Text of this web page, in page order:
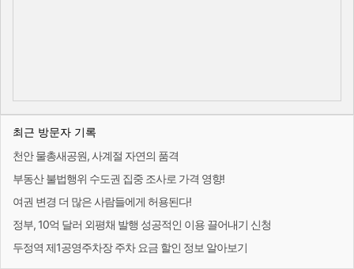
최근 방문자 기록
천안 물총새공원, 사계절 자연의 품격
부동산 불법행위 수도권 집중 조사로 가격 영향!
여권 변경 더 많은 사람들에게 허용된다!
정부, 10억 달러 외평채 발행 성공적인 이용 끌어내기 신청
두정역 제1공영주차장 주차 요금 할인 정보 알아보기